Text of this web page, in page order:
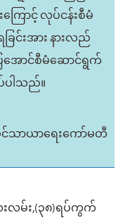
ကြောင့် လုပ်ငန်းစီမံ
ြင်းအား နားလည်
ေအောင်စီမံဆောင်ရွက်
ပ်ပါသည်။
သာယာရေးကော်မတီ
းလမ်း,(၃၈)ရပ်ကွက်